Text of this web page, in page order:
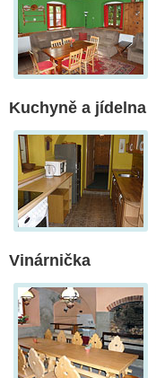
Kuchyně a jídelna
Vinárnička